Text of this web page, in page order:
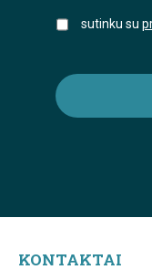
sutinku su
KONTAKTAI